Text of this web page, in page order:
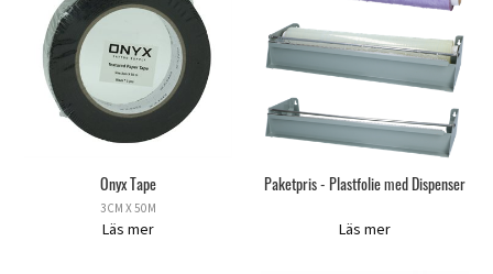
Onyx Tape
3CM X 50M
Läs mer
Paketpris - Plastfolie med Dispenser
Läs mer